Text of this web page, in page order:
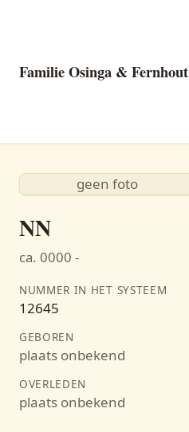
Familie Osinga & Fernhout
geen foto
NN
ca. 0000 -
NUMMER IN HET SYSTEEM
12645
GEBOREN
plaats onbekend
OVERLEDEN
plaats onbekend